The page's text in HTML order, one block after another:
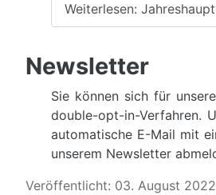
Weiterlesen:
Newsletter
Sie können sich für
double-opt-in-Verfahren.
automatische E-Mail mit
unserem Newsletter
Veröffentlicht: 03. August 2022